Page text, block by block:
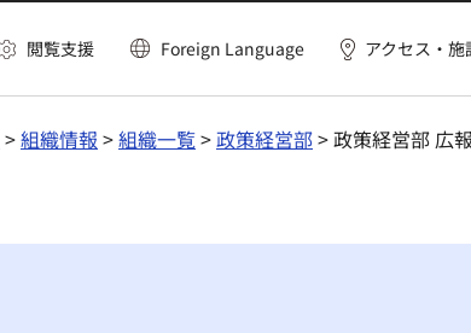
閲覧支援 Foreign Language アクセス・施
>組織情報 >組織一覧>政策経営部> 政策経営部 広